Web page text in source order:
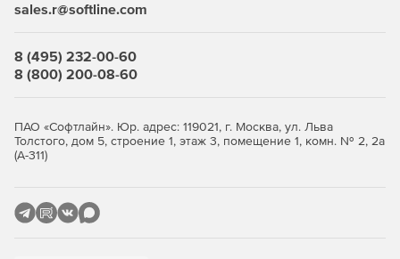
sales.r@softline.com
8 (495) 232-00-60
8 (800) 200-08-60
ПАО «Софтлайн». Юр. адрес: 119021, г. Москва, ул. Льва
Толстого, дом 5, строение 1, этаж 3, помещение 1, комн. № 2, 2а
(А-311)